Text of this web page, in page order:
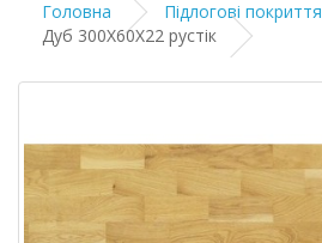
Головна Підлогові покриття
Дуб 300Х60Х22 рустік